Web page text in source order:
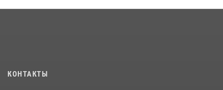
Росгвардейцы пресекли серию краж с охраняемых торговых
КОНТАКТЫ